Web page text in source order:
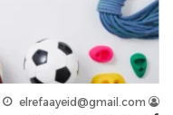
elrefaayeid@gmail.com